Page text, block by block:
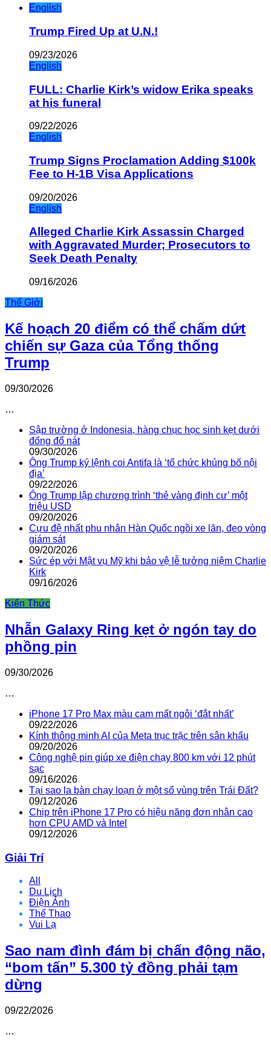
English
Trump Fired Up at U.N.!
09/23/2026
English
FULL: Charlie Kirk’s widow Erika speaks
at his funeral
09/22/2026
English
Trump Signs Proclamation Adding $100k
Fee to H-1B Visa Applications
09/20/2026
English
Alleged Charlie Kirk Assassin Charged
with Aggravated Murder; Prosecutors to
Seek Death Penalty
09/16/2026
Thế Giới
Kế hoạch 20 điểm có thể chấm dứt
chiến sự Gaza của Tổng thống
Trump
09/30/2026
…
Sập trường ở Indonesia, hàng chục học sinh kẹt dưới
đống đổ nát
09/30/2026
Ông Trump ký lệnh coi Antifa là ‘tổ chức khủng bố nội
địa’
09/22/2026
Ông Trump lập chương trình ‘thẻ vàng định cư’ một
triệu USD
09/20/2026
Cựu đệ nhất phu nhân Hàn Quốc ngồi xe lăn, đeo vòng
giám sát
09/20/2026
Sức ép với Mật vụ Mỹ khi bảo vệ lễ tưởng niệm Charlie
Kirk
09/16/2026
Kiến Thức
Nhẫn Galaxy Ring kẹt ở ngón tay do
phồng pin
09/30/2026
…
iPhone 17 Pro Max màu cam mất ngôi ‘đắt nhất’
09/22/2026
Kính thông minh AI của Meta trục trặc trên sân khấu
09/20/2026
Công nghệ pin giúp xe điện chạy 800 km với 12 phút
sạc
09/16/2026
Tại sao la bàn chạy loạn ở một số vùng trên Trái Đất?
09/12/2026
Chip trên iPhone 17 Pro có hiệu năng đơn nhân cao
hơn CPU AMD và Intel
09/12/2026
Giải Trí
All
Du Lịch
Điện Ảnh
Thể Thao
Vui Lạ
Sao nam đình đám bị chấn động não,
“bom tấn” 5.300 tỷ đồng phải tạm
dừng
09/22/2026
…